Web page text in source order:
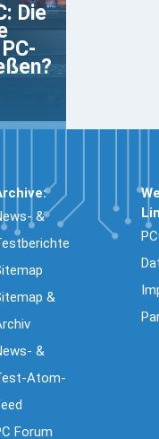
Die
&
&
&
Atom-
Forum